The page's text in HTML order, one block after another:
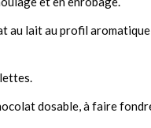
au lait au profil aromatique
dosable, à faire